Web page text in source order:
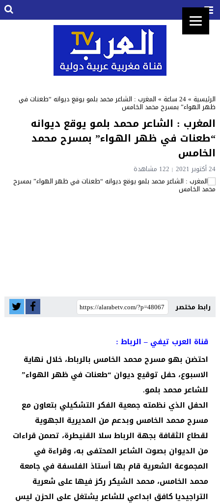
الرئيسية »24 ساعة »المغرب : الشاعر محمد بلمو يوقع ديوانه “طعنات في
ظهر الهواء” بمسرح محمد الخامس
المغرب : الشاعر محمد بلمو يوقع ديوانه
“طعنات في ظهر الهواء” بمسرح محمد
الخامس
24 أكتوبر 2021 122 مشاهدة
رابط مختصر
قناة العرب تيفي – الرباط :
احتضن بهو مسرح محمد الخامس بالرباط، خلال نهاية
الاسبوع، حفل توقيع ديوان “طعنات في ظهر الهواء”
للشاعر محمد بلمو.
الحفل الذي نظمته جمعية الفكر التشكيلي بتعاون مع
مسرح محمد الخامس وبدعم من المديرية الجهوية
لقطاع الثقافة بجهة الرباط سلا القنيطرة، تصمن قراءات
من الديوان بصوت الشاعر المحتفى به، وقراءة في
المجموعة الشعرية قام بها أستاذ الفلسفة في جامعة
محمد الخامس، محمد الشيكر ركز فيها على شعرية
التراجيديا كافق ابداعي للشاعر يشتغل على الحزن ليس